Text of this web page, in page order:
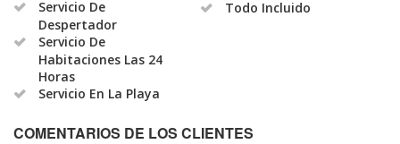
Servicio De
Despertador
Servicio De
Habitaciones Las 24
Horas
Servicio En La Playa
Todo Incluido
COMENTARIOS DE LOS CLIENTES